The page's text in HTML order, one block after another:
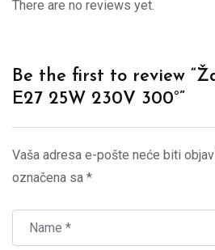
There are no reviews yet.
Be the first to review
E27 25W 230V 300°”
Vaša adresa e-pošte neće biti
označena sa *